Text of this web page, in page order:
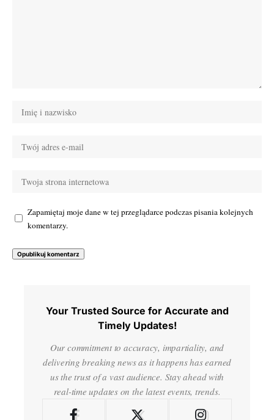
Zapamiętaj moje dane w tej przeglądarce podczas pisania kolejnych
komentarzy.
Your Trusted Source for Accurate and
Timely Updates!
Our commitment to accuracy, impartiality, and
delivering breaking news as it happens has earned
us the trust of a vast audience. Stay ahead with
real-time updates on the latest events, trends.